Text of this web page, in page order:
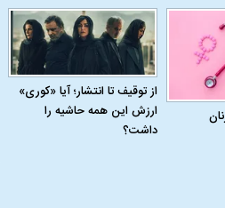
از توقیف تا انتشار؛ آیا «کوری»
ارزش این همه حاشیه را
داشت؟